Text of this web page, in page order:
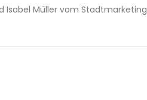
Isabel Müller vom